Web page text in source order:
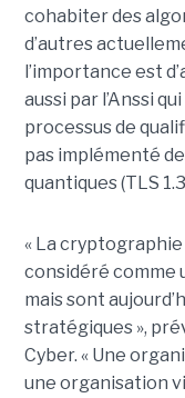
cohabiter des
d’autres
l’importance est
aussi par l’Anssi qui
processus de
pas implémenté
quantiques (TLS
« La
considéré comme
mais sont
stratégiques »,
Cyber. « Une
une organisation